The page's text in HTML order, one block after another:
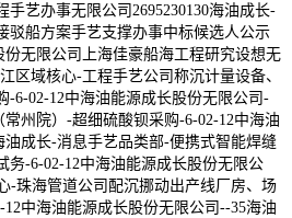
艺办事无限公司2695230130海油成长-
驳船方案手艺支撑办事中标候选人公示
份无限公司上海佳豪船海工程研究设想无
区域核心-工程手艺公司称沉计量设备、
-6-02-12中海油能源成长股份无限公司-
州院）-超细硫酸钡采购-6-02-12中海油
成长-消息手艺品类部-便携式智能焊缝
务-6-02-12中海油能源成长股份无限公
-珠海管道公司配沉挪动出产线厂房、场
中海油能源成长股份无限公司--35海油